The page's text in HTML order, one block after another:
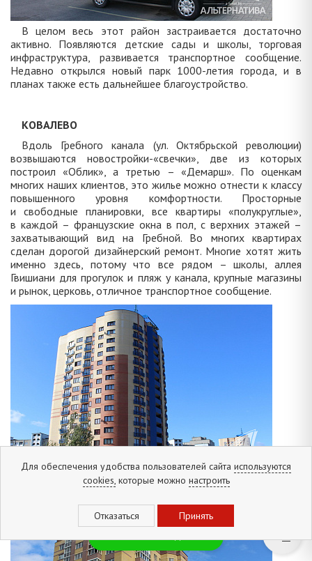
В целом весь этот район застраивается достаточно
активно. Появляются детские сады и школы, торговая
инфраструктура, развивается транспортное сообщение.
Недавно открылся новый парк 1000-летия города, и в
планах также есть дальнейшее благоустройство.
КОВАЛЕВО
Вдоль Гребного канала (ул. Октябрьской революции)
возвышаются новостройки-«свечки», две из которых
построил «Облик», а третью – «Демарш». По оценкам
многих наших клиентов, это жилье можно отнести к классу
повышенного уровня комфортности. Просторные
и свободные планировки, все квартиры «полукруглые»,
в каждой – французские окна в пол, с верхних этажей –
захватывающий вид на Гребной. Во многих квартирах
сделан дорогой дизайнерский ремонт. Многие хотят жить
именно здесь, потому что все рядом – школы, аллея
Гвишиани для прогулок и пляж у канала, крупные магазины
и рынок, церковь, отличное транспортное сообщение.
Для обеспечения удобства пользователей сайта используются
cookies,которые можно настроить